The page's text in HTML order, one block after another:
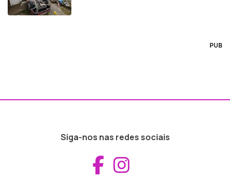
PUB
Siga-nos nas redes sociais
Aceder ao